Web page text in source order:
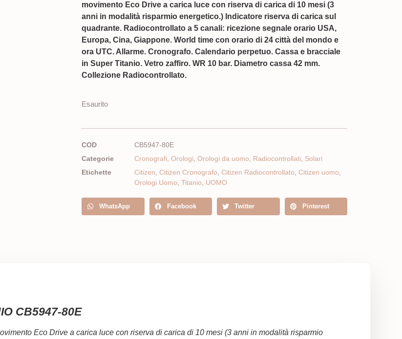
movimento Eco Drive a carica luce con riserva di carica di 10 mesi (3
anni in modalità risparmio energetico.) Indicatore riserva di carica sul
quadrante. Radiocontrollato a 5 canali: ricezione segnale orario USA,
Europa, Cina, Giappone. World time con orario di 24 città del mondo e
ora UTC. Allarme. Cronografo. Calendario perpetuo. Cassa e bracciale
in Super Titanio. Vetro zaffiro. WR 10 bar. Diametro cassa 42 mm.
Collezione Radiocontrollato.
Esaurito
COD
CB5947-80E
Categorie
Cronografi Orologi Orologi da uomo Radiocontrollati
Solari
Etichette
Citizen Citizen Cronografo Citizen Radiocontrollato Citizen uomo
Orologi Uomo Titanio UOMO
WhatsApp Facebook Twitter Pinterest
CB5947-80E
Eco Drive a carica luce con riserva di carica di 10 mesi (3 anni in modalità risparmio